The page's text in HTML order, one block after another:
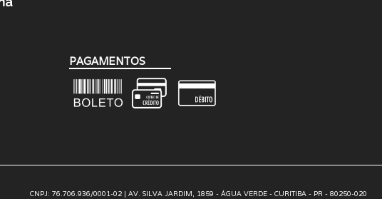
PAGAMENTOS
CNPJ: 76.706.936/0001-02 | AV. SILVA JARDIM, 1859 - ÁGUA VERDE - CURITIBA - PR - 80250-020